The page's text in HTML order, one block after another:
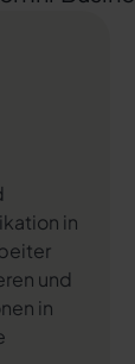
in
und
in